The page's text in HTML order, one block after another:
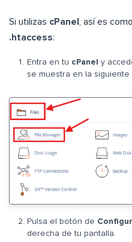
Si utilizas cPanel
, así es
.htaccess:
Entra en tu cPanel y
se muestra en la siguiente
Pulsa el botón de
derecha de tu pantalla.